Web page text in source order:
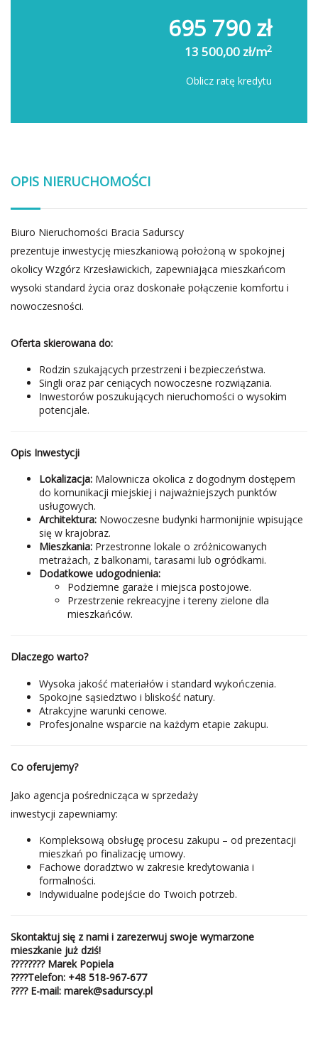
695 790 zł
13 500,00 zł/m2
Oblicz ratę kredytu
OPIS NIERUCHOMOŚCI
Biuro Nieruchomości Bracia Sadurscy
prezentuje inwestycję mieszkaniową położoną w spokojnej
okolicy Wzgórz Krzesławickich, zapewniająca mieszkańcom
wysoki standard życia oraz doskonałe połączenie komfortu i
nowoczesności.
Oferta skierowana do:
Rodzin szukających przestrzeni i bezpieczeństwa.
Singli oraz par ceniących nowoczesne rozwiązania.
Inwestorów poszukujących nieruchomości o wysokim
potencjale.
Opis Inwestycji
Lokalizacja: Malownicza okolica z dogodnym dostępem
do komunikacji miejskiej i najważniejszych punktów
usługowych.
Architektura: Nowoczesne budynki harmonijnie wpisujące
się w krajobraz.
Mieszkania: Przestronne lokale o zróżnicowanych
metrażach, z balkonami, tarasami lub ogródkami.
Dodatkowe udogodnienia:
Podziemne garaże i miejsca postojowe.
Przestrzenie rekreacyjne i tereny zielone dla
mieszkańców.
Dlaczego warto?
Wysoka jakość materiałów i standard wykończenia.
Spokojne sąsiedztwo i bliskość natury.
Atrakcyjne warunki cenowe.
Profesjonalne wsparcie na każdym etapie zakupu.
Co oferujemy?
Jako agencja pośrednicząca w sprzedaży
inwestycji zapewniamy:
Kompleksową obsługę procesu zakupu – od prezentacji
mieszkań po finalizację umowy.
Fachowe doradztwo w zakresie kredytowania i
formalności.
Indywidualne podejście do Twoich potrzeb.
Skontaktuj się z nami i zarezerwuj swoje wymarzone
mieszkanie już dziś!
????‍???? Marek Popiela
????Telefon: +48 518-967-677
???? E-mail: marek@sadurscy.pl